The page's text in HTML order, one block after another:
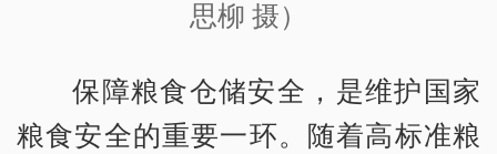
思柳 摄）
保障粮食仓储安全，是维护国家
粮食安全的重要一环。随着高标准粮